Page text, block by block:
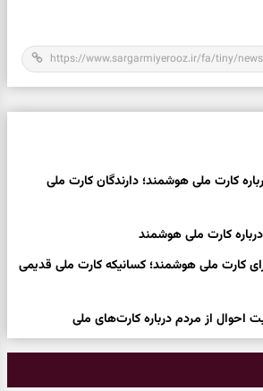
کارت ملی هوشمند؛ دارندگان کارت ملی
کارت ملی هوشمند
کارت ملی هوشمند؛ کسانیکه کارت ملی قدیمی
احوال از مردم درباره کارت‌های ملی